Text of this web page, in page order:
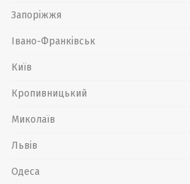
Запоріжжя
Івано-Франківськ
Київ
Кропивницький
Миколаїв
Львів
Одеса